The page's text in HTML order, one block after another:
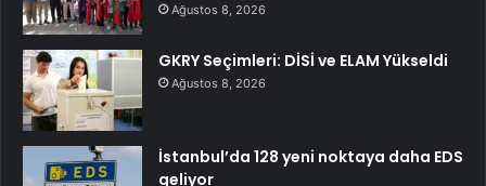
Ağustos 8, 2026
GKRY Seçimleri: DİSİ ve ELAM Yükseldi
Ağustos 8, 2026
İstanbul’da 128 yeni noktaya daha EDS
geliyor